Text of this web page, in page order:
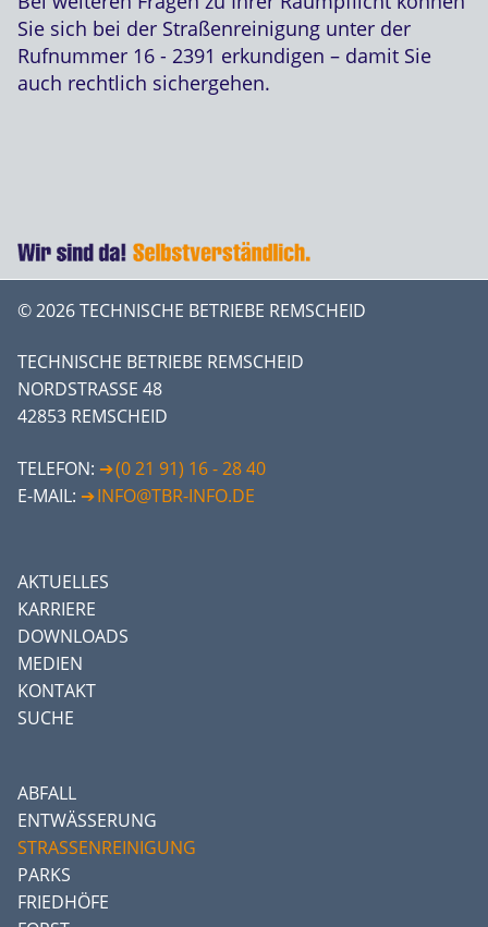
Sie sich bei der Straßenreinigung unter der
Rufnummer 16 - 2391 erkundigen – damit Sie
auch rechtlich sichergehen.
© 2026 TECHNISCHE BETRIEBE REMSCHEID
TECHNISCHE BETRIEBE REMSCHEID
NORDSTRASSE 48
42853 REMSCHEID
TELEFON:
(0 21 91) 16 - 28 40
E-MAIL:
INFO@TBR-INFO.DE
AKTUELLES
KARRIERE
DOWNLOADS
MEDIEN
KONTAKT
SUCHE
ABFALL
ENTWÄSSERUNG
STRASSENREINIGUNG
PARKS
FRIEDHÖFE